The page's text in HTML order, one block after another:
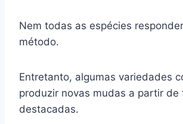
Nem todas as espécies
método.
Entretanto, algumas variedades
produzir novas mudas a partir de
destacadas.